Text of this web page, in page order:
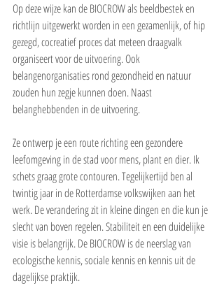
Op deze wijze kan de BIOCROW als beeldbestek en
richtlijn uitgewerkt worden in een gezamenlijk, of hip
gezegd, cocreatief proces dat meteen draagvalk
organiseert voor de uitvoering. Ook
belangenorganisaties rond gezondheid en natuur
zouden hun zegje kunnen doen. Naast
belanghebbenden in de uitvoering.
Ze ontwerp je een route richting een gezondere
leefomgeving in de stad voor mens, plant en dier. Ik
schets graag grote contouren. Tegelijkertijd ben al
twintig jaar in de Rotterdamse volkswijken aan het
werk. De verandering zit in kleine dingen en die kun je
slecht van boven regelen. Stabiliteit en een duidelijke
visie is belangrijk. De BIOCROW is de neerslag van
ecologische kennis, sociale kennis en kennis uit de
dagelijkse praktijk.